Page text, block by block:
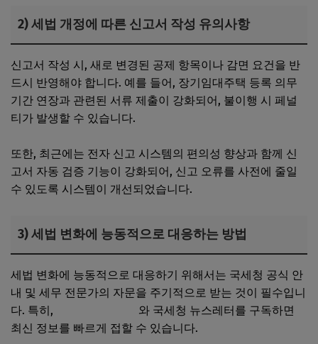
2) 세법 개정에 따른 신고서 작성 유의사항
신고서 작성 시, 새로 변경된 공제 항목이나 감면 요건을 반
드시 반영해야 합니다. 예를 들어, 장기임대주택 등록 의무
기간 연장과 관련된 서류 제출이 강화되어, 불이행 시 페널
티가 발생할 수 있습니다.
또한, 최근에는 전자 신고 시스템의 편의성 향상과 함께 신
고서 자동 검증 기능이 강화되어, 신고 오류를 사전에 줄일
수 있도록 시스템이 개선되었습니다.
3) 세법 변화에 능동적으로 대응하는 방법
세법 변화에 능동적으로 대응하기 위해서는 국세청 공식 안
내 및 세무 전문가의 자문을 주기적으로 받는 것이 필수입니
다. 특히,
와 국세청 뉴스레터를 구독하면
최신 정보를 빠르게 접할 수 있습니다.